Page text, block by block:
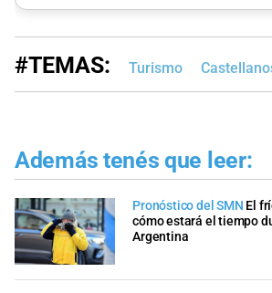
#TEMAS: Turismo
Además tenés que leer:
Pronóstico del SMN El
cómo estará el tiempo
Argentina